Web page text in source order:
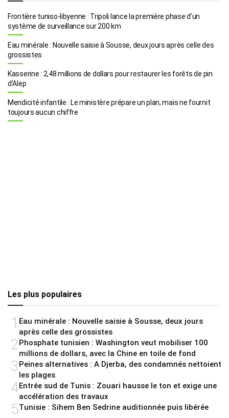
Frontière tuniso-libyenne : Tripoli lance la première phase d’un
système de surveillance sur 200 km
Eau minérale : Nouvelle saisie à Sousse, deux jours après celle des
grossistes
Kasserine : 2,48 millions de dollars pour restaurer les forêts de pin
d’Alep
Mendicité infantile : Le ministère prépare un plan, mais ne fournit
toujours aucun chiffre
Les plus populaires
1 Eau minérale : Nouvelle saisie à Sousse, deux jours
après celle des grossistes
2Phosphate tunisien : Washington veut mobiliser 100
millions de dollars, avec la Chine en toile de fond
3Peines alternatives : A Djerba, des condamnés nettoient
les plages
4Entrée sud de Tunis : Zouari hausse le ton et exige une
accélération des travaux
5Tunisie : Sihem Ben Sedrine auditionnée puis libérée